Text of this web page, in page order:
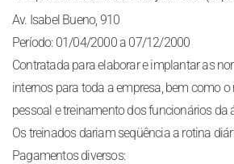
Av. Isabel Bueno, 910
Período: 01/04/2000 a 07/12/2000
Contratada para elaborar e implantar as
internos para toda a empresa, bem como
pessoal e treinamento dos funcionários da
Os treinados dariam seqüência a rotina
Pagamentos diversos: